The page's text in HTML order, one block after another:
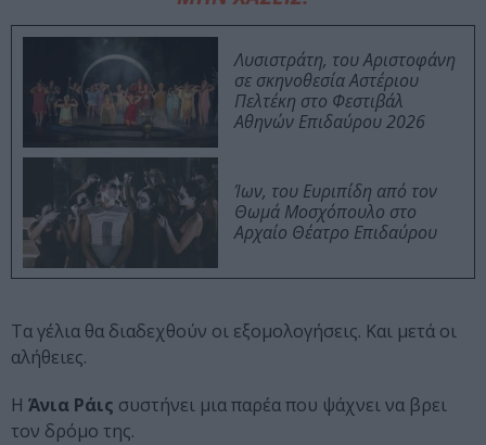
Λυσιστράτη, του Αριστοφάνη
σε σκηνοθεσία Αστέριου
Πελτέκη στο Φεστιβάλ
Αθηνών Επιδαύρου 2026
Ίων, του Ευριπίδη από τον
Θωμά Μοσχόπουλο στο
Αρχαίο Θέατρο Επιδαύρου
Τα γέλια θα διαδεχθούν οι εξομολογήσεις. Και μετά οι
αλήθειες.
Η Άνια Ράις συστήνει μια παρέα που ψάχνει να βρει
τον δρόμο της.